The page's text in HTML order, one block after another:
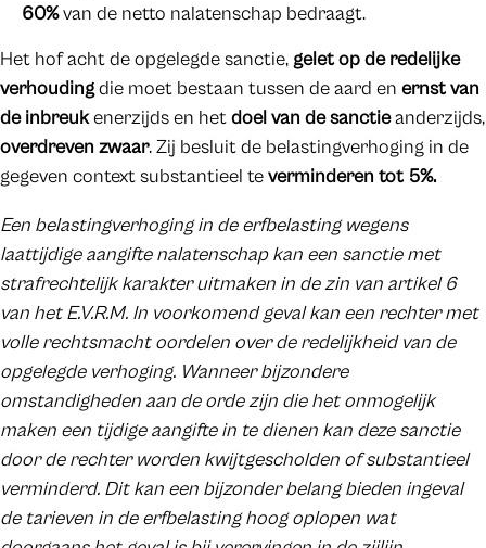
60%van de netto nalatenschap bedraagt.
Het hof acht de opgelegde sanctie, gelet op de redelijke
verhoudingdie moet bestaan tussen de aard en ernst van
de inbreukenerzijds en hetdoel van de sanctieanderzijds,
overdreven zwaar. Zij besluit de belastingverhoging in de
gegeven context substantieel teverminderen tot 5%.
Een belastingverhoging in de erfbelasting wegens
laattijdige aangifte nalatenschap kan een sanctie met
strafrechtelijk karakter uitmaken in de zin van artikel 6
van het E.V.R.M. In voorkomend geval kan een rechter met
volle rechtsmacht oordelen over de redelijkheid van de
opgelegde verhoging. Wanneer bijzondere
omstandigheden aan de orde zijn die het onmogelijk
maken een tijdige aangifte in te dienen kan deze sanctie
door de rechter worden kwijtgescholden of substantieel
verminderd. Dit kan een bijzonder belang bieden ingeval
de tarieven in de erfbelasting hoog oplopen wat